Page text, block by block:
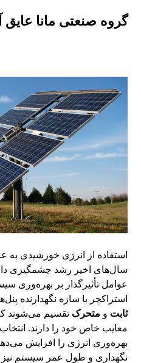
گروه صنعتی مانا عایق
استفاده از انرژی خورشیدی به
سال‌های اخیر رشد چشمگیری
عوامل تأثیرگذار بر بهره‌وری
استراکچر یا سازه نگهدارنده
ثابت و متحرک تقسیم می‌شوند
معایب خاص خود را دارند.
بهره‌وری انرژی را افزایش
نگهداری و طول عمر سیستم نیز